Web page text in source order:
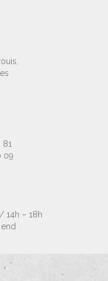
81
09
14h – 18h
end